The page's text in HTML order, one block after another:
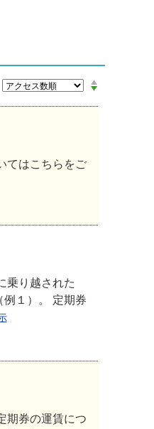
てはこちらをご
乗り越された
例１）。 定期券
期券の運賃につ